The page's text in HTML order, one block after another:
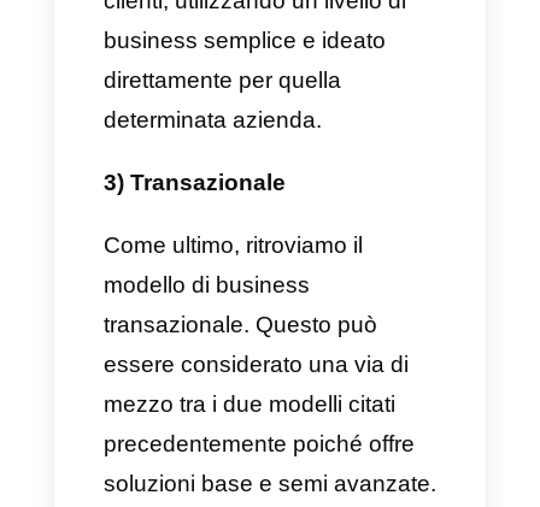
crescere in maniera rapida ed
esponenziale, portando questo
il più popolare tra gli investitori
negli ultimi anni.
Esistono 3 tipi di modello di
business che le aziende SaaS
possono implementare:
1) Enterprise